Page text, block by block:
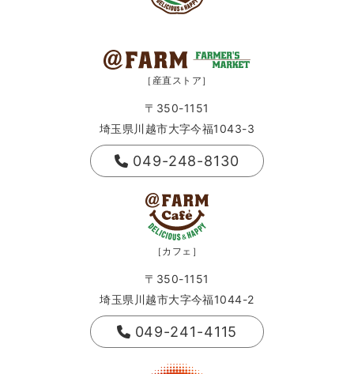
［産直ストア］
〒350-1151
埼玉県川越市大字今福1043-3
049-248-8130
［カフェ］
〒350-1151
埼玉県川越市大字今福1044-2
049-241-4115